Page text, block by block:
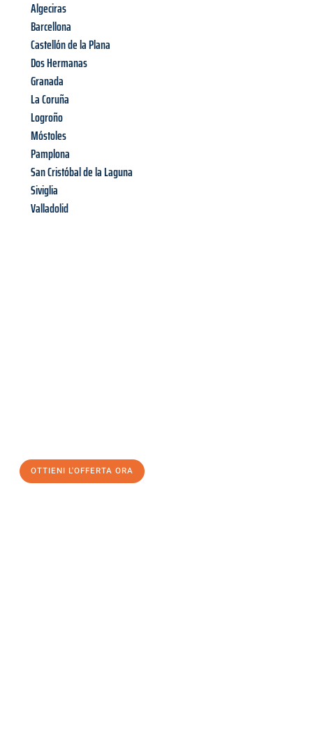
Algeciras
Barcellona
Castellón de la Plana
Dos Hermanas
Granada
La Coruña
Logroño
Móstoles
Pamplona
San Cristóbal de la Laguna
Siviglia
Valladolid
OTTIENI L'OFFERTA ORA